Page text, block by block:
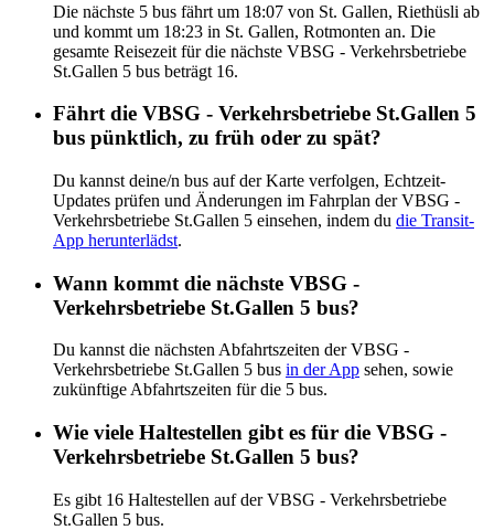
Die nächste 5 bus fährt um 18:07 von St. Gallen, Riethüsli ab
und kommt um 18:23 in St. Gallen, Rotmonten an. Die
gesamte Reisezeit für die nächste VBSG - Verkehrsbetriebe
St.Gallen 5 bus beträgt 16.
Fährt die VBSG - Verkehrsbetriebe St.Gallen 5
bus pünktlich, zu früh oder zu spät?
Du kannst deine/n bus auf der Karte verfolgen, Echtzeit-
Updates prüfen und Änderungen im Fahrplan der VBSG -
Verkehrsbetriebe St.Gallen 5 einsehen, indem du die Transit-
App herunterlädst.
Wann kommt die nächste VBSG -
Verkehrsbetriebe St.Gallen 5 bus?
Du kannst die nächsten Abfahrtszeiten der VBSG -
Verkehrsbetriebe St.Gallen 5 bus in der App sehen, sowie
zukünftige Abfahrtszeiten für die 5 bus.
Wie viele Haltestellen gibt es für die VBSG -
Verkehrsbetriebe St.Gallen 5 bus?
Es gibt 16 Haltestellen auf der VBSG - Verkehrsbetriebe
St.Gallen 5 bus.